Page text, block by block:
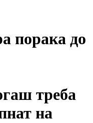
порака до
треба
на